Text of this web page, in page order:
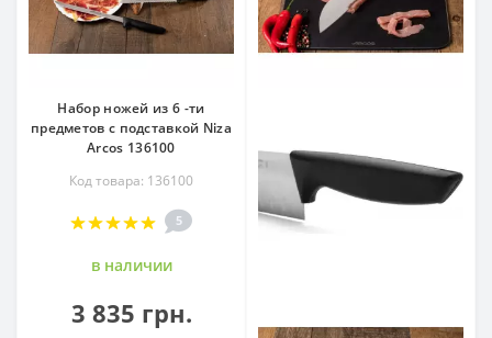
Набор ножей из 6 -ти
предметов с подставкой Niza
Arcos 136100
Код товара: 136100
5
в наличии
3 835 грн.